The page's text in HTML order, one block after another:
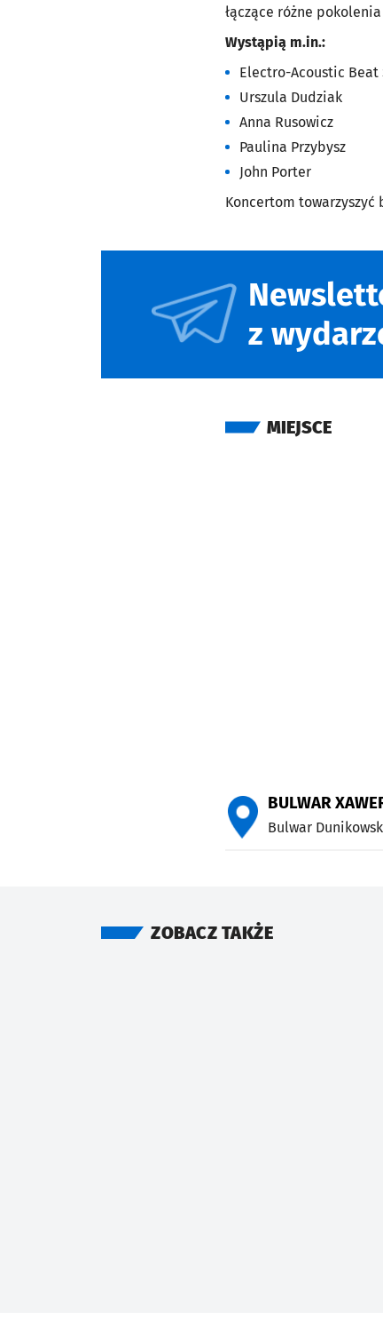
łączące różne
Wystąpią m.in.:
Electro-Acoustic Beat
Urszula Dudziak
Anna Rusowicz
Paulina Przybysz
John Porter
Koncertom towarzyszyć
z
MIEJSCE
BULWAR
Bulwar
ZOBACZ TAKŻE